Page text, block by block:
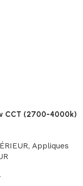
CCT (2700-4000k)
, Appliques